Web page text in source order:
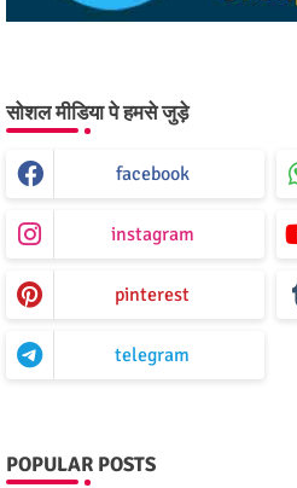
सोशल मीडिया पे हमसे जुड़े
facebook
instagram
pinterest
telegram
POPULAR POSTS